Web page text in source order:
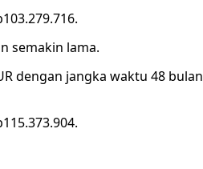
semakin lama.
dengan jangka waktu 48 bulan